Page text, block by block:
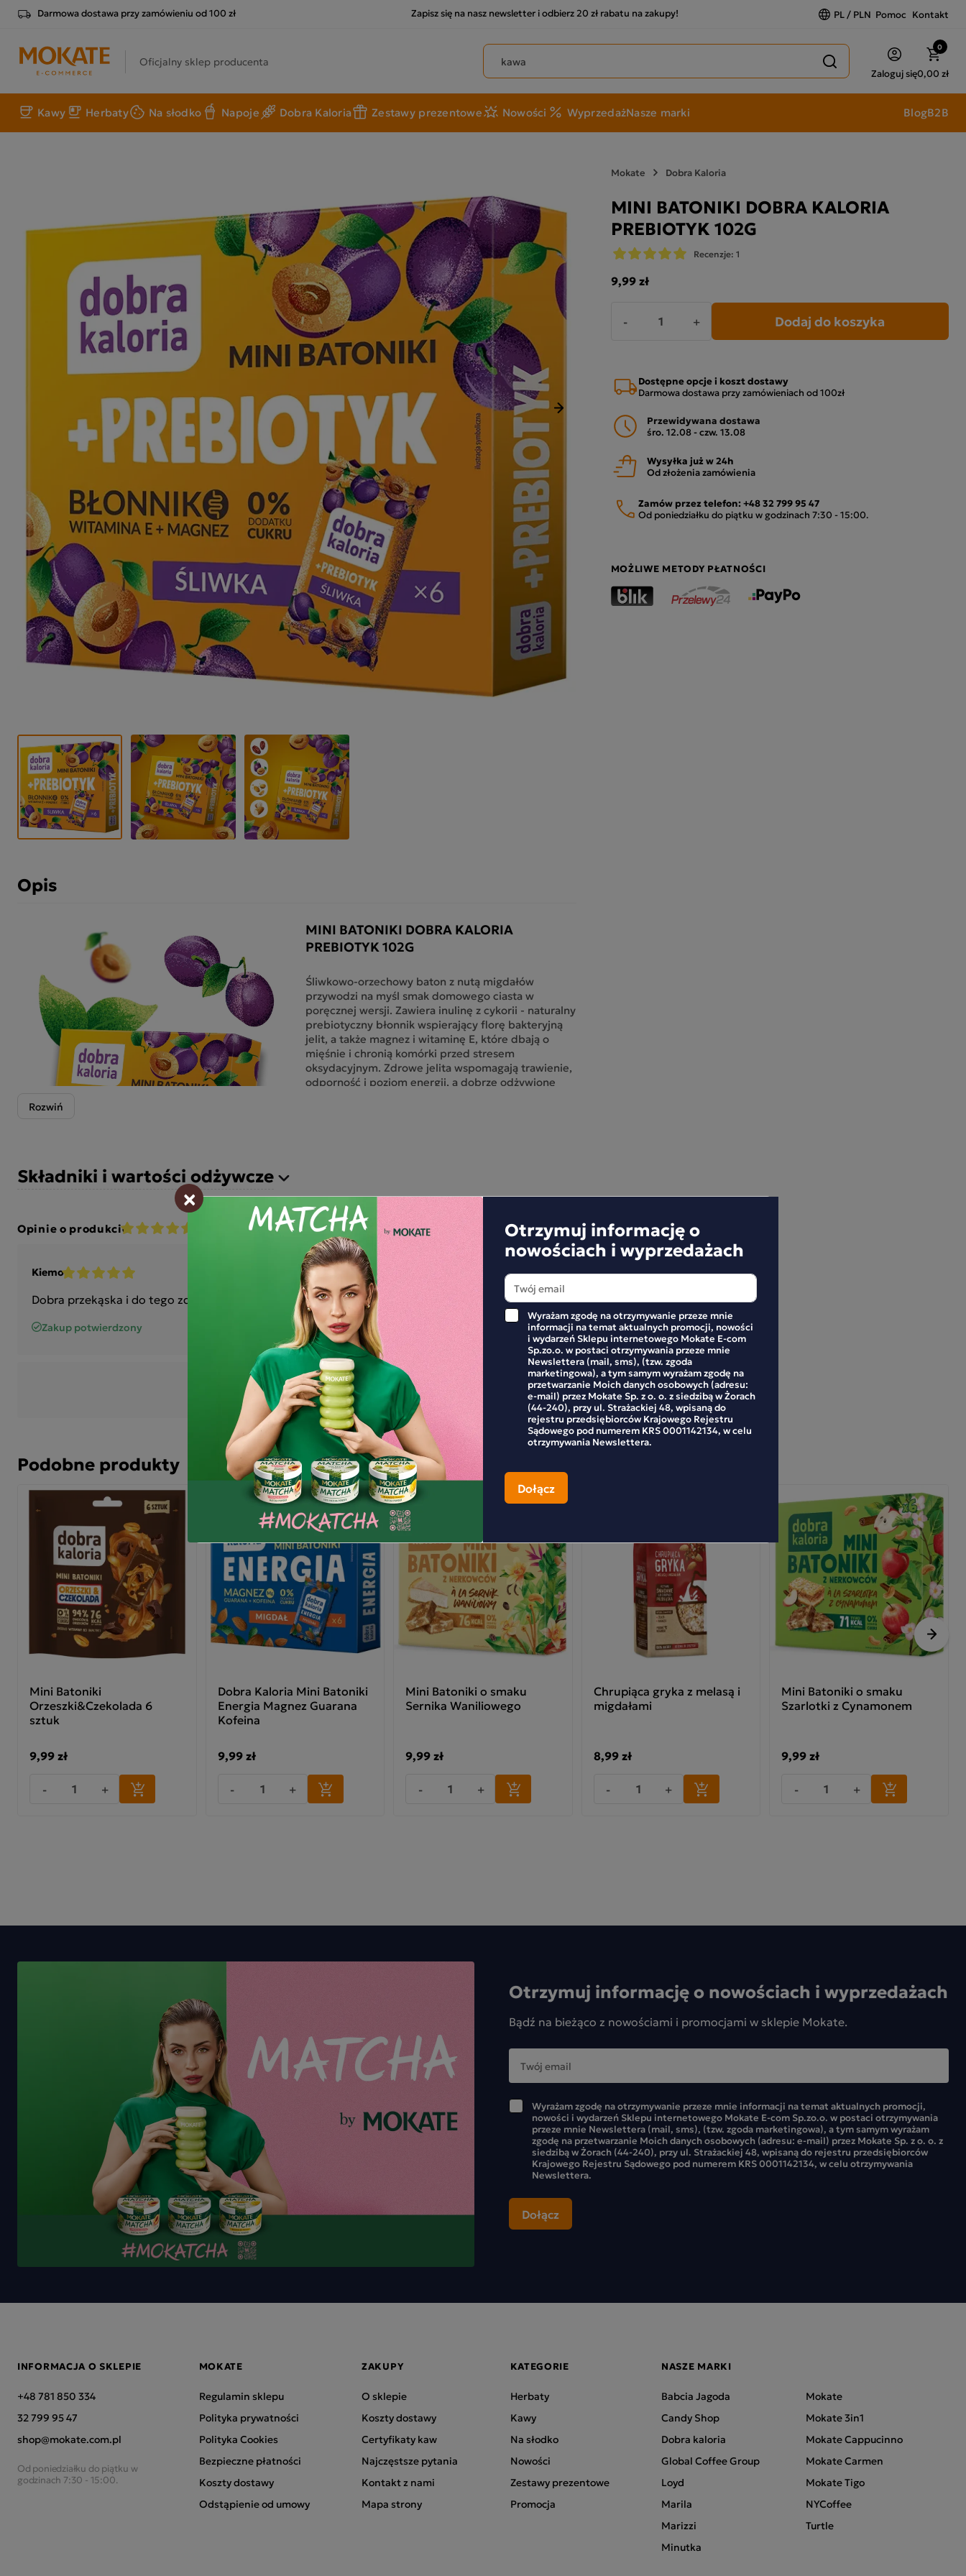
Darmowa dostawa przy zamówieniu od 100 zł Zapisz się na nasz newsletter i odbierz 20 zł rabatu na zakupy! PL / PLN Pomoc Kontakt
Oficjalny sklep producenta Szukaj produktów
Zaloguj się
0
0,00 zł
Kawy Herbaty Na słodko Napoje Dobra Kaloria Zestawy prezentowe Nowości WyprzedażNasze marki BlogB2B
Następny
Mokate Dobra Kaloria
MINI BATONIKI DOBRA KALORIA
PREBIOTYK 102G
Recenzje: 1
9,99 zł
- + Dodaj do koszyka
Dostępne opcje i koszt dostawy
Darmowa dostawa przy zamówieniach od 100zł
Przewidywana dostawa
śro. 12.08 - czw. 13.08
Wysyłka już w 24h
Od złożenia zamówienia
Zamów przez telefon:+48 32 799 95 47
Od poniedziałku do piątku w godzinach 7:30 - 15:00.
MOŻLIWE METODY PŁATNOŚCI
Opis
MINI BATONIKI DOBRA KALORIA
PREBIOTYK 102G
Śliwkowo-orzechowy baton z nutą migdałów
przywodzi na myśl smak domowego ciasta w
poręcznej wersji. Zawiera inulinę z cykorii - naturalny
prebiotyczny błonnik wspierający florę bakteryjną
jelit, a także magnez i witaminę E, które dbają o
mięśnie i chronią komórki przed stresem
oksydacyjnym. Zdrowe jelita wspomagają trawienie,
odporność i poziom energii, a dobrze odżywione
Batoniki owocowe z inuliną.
Składniki: daktyle suszone (50 %), orzeszki ziemne
prażone, migdały, śliwka suszona (10 %), inulina –
prebiotyczny błonnik z cykorii (3 %), sok śliwkowy w
proszku (1 %), naturalny aromat. Produkt może
zawierać inne orzechy, nasiona sezamu, mleko i
zboża zawierające gluten. Uwaga: Produkt Może
zawierać pestki owoców lub ich fragmenty. Bez
dodatku cukrów. Zawiera naturalnie występujące
cukry.
Składniki i wartości odżywcze
Opinie o produkcie 5.0 • Recenzje: 1
Kiemon
Dobra przekąska i do tego zdrowa, to już kolejne zamówienie!
Zakup potwierdzony
NAPISZ SWOJĄ OPINIĘ
Podobne produkty
Mini Batoniki
Orzeszki&Czekolada 6
sztuk
9,99 zł
-
+
Dobra Kaloria Mini Batoniki
Energia Magnez Guarana
Kofeina
9,99 zł
-
+
Mini Batoniki o smaku
Sernika Waniliowego
9,99 zł
-
+
Chrupiąca gryka z melasą i
migdałami
8,99 zł
-
+
Mini Batoniki o smaku
Szarlotki z Cynamonem
9,99 zł
-
+
Otrzymuj informację o nowościach i wyprzedażach
Bądź na bieżąco z nowościami i promocjami w sklepie Mokate.
Wyrażam zgodę na otrzymywanie przeze mnie informacji na temat aktualnych promocji,
nowości i wydarzeń Sklepu internetowego Mokate E-com Sp.zo.o. w postaci otrzymywania
przeze mnie Newslettera (mail, sms), (tzw. zgoda marketingowa), a tym samym wyrażam
zgodę na przetwarzanie Moich danych osobowych (adresu: e-mail) przez Mokate Sp. z o. o. z
siedzibą w Żorach (44-240), przy ul. Strażackiej 48, wpisaną do rejestru przedsiębiorców
Krajowego Rejestru Sądowego pod numerem KRS 0001142134, w celu otrzymywania
Newslettera.
INFORMACJA O SKLEPIE
+48 781 850 334
32 799 95 47
shop@mokate.com.pl
Od poniedziałku do piątku w
godzinach 7:30 - 15:00.
MOKATE
Regulamin sklepu
Polityka prywatności
Polityka Cookies
Bezpieczne płatności
Koszty dostawy
Odstąpienie od umowy
ZAKUPY
O sklepie
Koszty dostawy
Certyfikaty kaw
Najczęstsze pytania
Kontakt z nami
Mapa strony
KATEGORIE
Herbaty
Kawy
Na słodko
Nowości
Zestawy prezentowe
Promocja
NASZE MARKI
Babcia Jagoda
Candy Shop
Dobra kaloria
Global Coffee Group
Loyd
Marila
Marizzi
Minutka
Mokate
Mokate 3in1
Mokate Cappucinno
Mokate Carmen
Mokate Tigo
NYCoffee
Turtle
×
Otrzymuj informację o
nowościach i wyprzedażach
Wyrażam zgodę na otrzymywanie przeze mnie
informacji na temat aktualnych promocji, nowości
i wydarzeń Sklepu internetowego Mokate E-com
Sp.zo.o. w postaci otrzymywania przeze mnie
Newslettera (mail, sms), (tzw. zgoda
marketingowa), a tym samym wyrażam zgodę na
przetwarzanie Moich danych osobowych (adresu:
e-mail) przez Mokate Sp. z o. o. z siedzibą w Żorach
(44-240), przy ul. Strażackiej 48, wpisaną do
rejestru przedsiębiorców Krajowego Rejestru
Sądowego pod numerem KRS 0001142134, w celu
otrzymywania Newslettera.